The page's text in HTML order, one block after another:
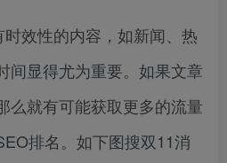
效性的内容，如新闻、热
间显得尤为重要。如果文章
么就有可能获取更多的流量
排名。如下图搜双11消